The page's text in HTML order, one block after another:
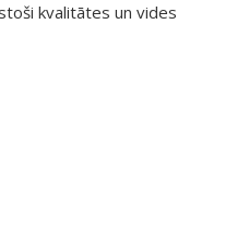
kvalitātes un vides